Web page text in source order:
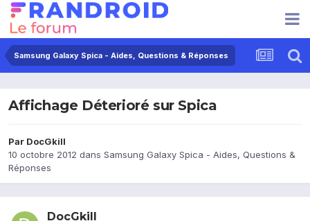
Samsung Galaxy Spica - Aides, Questions & Réponses
Affichage Déterioré sur Spica
Par DocGkill
10 octobre 2012 dans Samsung Galaxy Spica - Aides, Questions &
Réponses
DocGkill